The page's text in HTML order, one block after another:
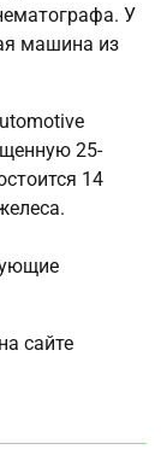
У
машина из
25-
14
сайте